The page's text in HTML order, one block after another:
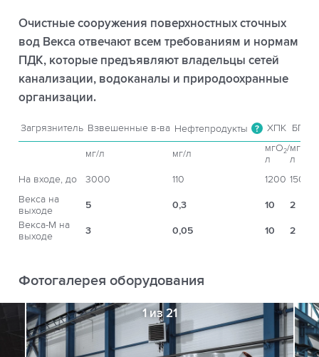
Очистные сооружения поверхностных сточных
вод Векса отвечают всем требованиям и нормам
ПДК, которые предъявляют владельцы сетей
канализации, водоканалы и природоохранные
организации.
Загрязнитель Взвешенные в-ва Нефтепродукты ? ХПК БПК
мг/л мг/л мгO2/
л
мгO
л
На входе, до
3000 110 1200 150
Векса на
выходе
5 0,3 10
2
Векса-М на
выходе
3 0,05 10 2
Фотогалерея оборудования
1 из 21